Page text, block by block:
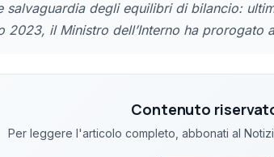
salvaguardia degli equilibri di bilancio:
2023, il Ministro dell’Interno ha prorogato
Contenuto
Per leggere l'articolo completo, abbonati al